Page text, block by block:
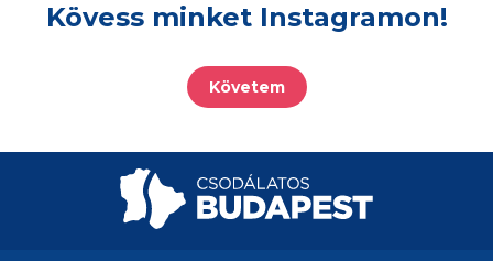
Kövess minket Instagramon!
Követem